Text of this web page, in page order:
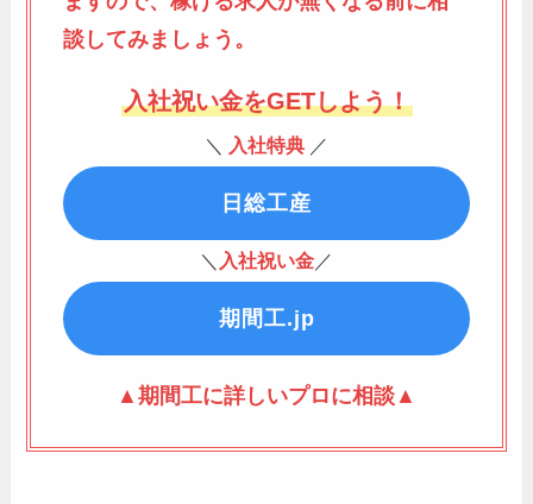
談してみましょう。
入社祝い金をGETしよう！
＼ 入社特典 ／
日総工産
＼ 入社祝い金 ／
期間工.jp
▲期間工に詳しいプロに相談▲